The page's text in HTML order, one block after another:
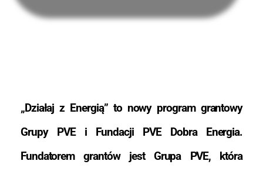
„Działaj z Energią” to nowy program grantowy
Grupy PVE i Fundacji PVE Dobra Energia.
Fundatorem grantów jest Grupa PVE, która